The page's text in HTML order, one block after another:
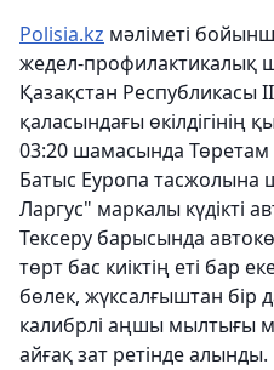
Polisia.kz мәліметі
жедел-профилактикалық
Қазақстан Республикасы
қаласындағы өкілдігінің
03:20 шамасында Төретам
Батыс Еуропа тасжолына
Ларгус" маркалы күдікті
Тексеру барысында
төрт бас киіктің еті бар
бөлек, жүксалғыштан бір
калибрлі аңшы мылтығы
айғақ зат ретінде алынды.